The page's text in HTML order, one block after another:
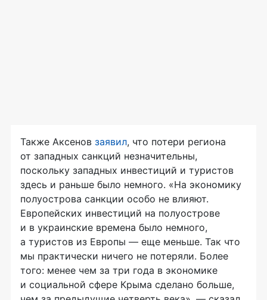
Также Аксенов заявил, что потери региона
от западных санкций незначительны,
поскольку западных инвестиций и туристов
здесь и раньше было немного. «На экономику
полуострова санкции особо не влияют.
Европейских инвестиций на полуострове
и в украинские времена было немного,
а туристов из Европы — еще меньше. Так что
мы практически ничего не потеряли. Более
того: менее чем за три года в экономике
и социальной сфере Крыма сделано больше,